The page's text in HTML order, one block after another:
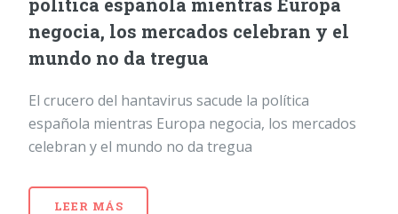
negocia, los mercados celebran y el
mundo no da tregua
El crucero del hantavirus sacude la política
española mientras Europa negocia, los mercados
celebran y el mundo no da tregua
LEER MÁS